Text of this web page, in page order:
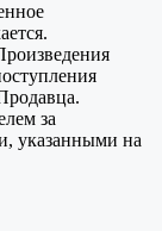
за
указанными на